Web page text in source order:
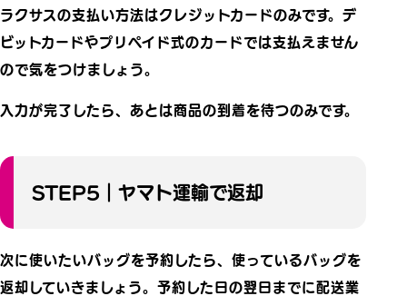
ラクサスの支払い方法はクレジットカードのみです。デ
ビットカードやプリペイド式のカードでは支払えません
ので気をつけましょう。
入力が完了したら、あとは商品の到着を待つのみです。
STEP5｜ヤマト運輸で返却
次に使いたいバッグを予約したら、使っているバッグを
返却していきましょう。予約した日の翌日までに配送業